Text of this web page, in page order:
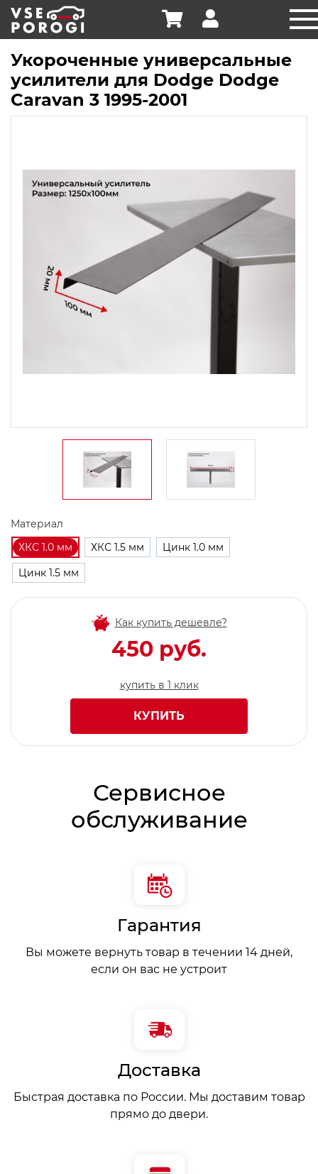
Укороченные универсальные
усилители для Dodge Dodge
Caravan 3 1995-2001
Материал
ХКС 1.0 мм
ХКС 1.5 мм
Цинк 1.0 мм
Цинк 1.5 мм
Как купить дешевле?
450 руб.
купить в 1 клик
КУПИТЬ
Сервисное
обслуживание
Гарантия
Вы можете вернуть товар в течении 14 дней,
если он вас не устроит
Доставка
Быстрая доставка по России. Мы доставим товар
прямо до двери.